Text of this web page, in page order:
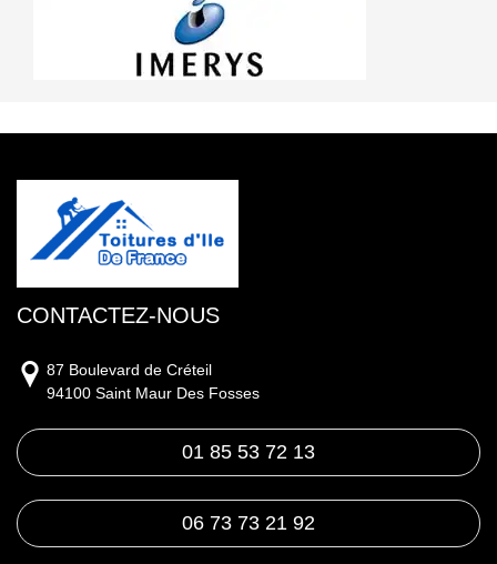
CONTACTEZ-NOUS
87 Boulevard de Créteil
94100 Saint Maur Des Fosses
01 85 53 72 13
06 73 73 21 92